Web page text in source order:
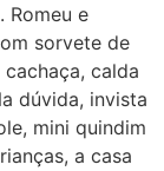
Romeu e
sorvete de
calda
dúvida, invista
mini quindim
a casa